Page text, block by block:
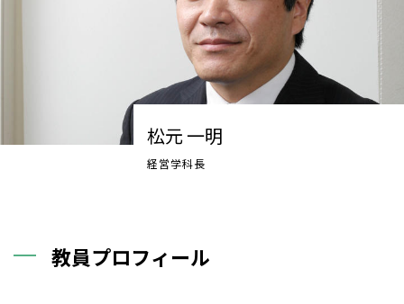
松元 一明
経営学科長
教員プロフィール